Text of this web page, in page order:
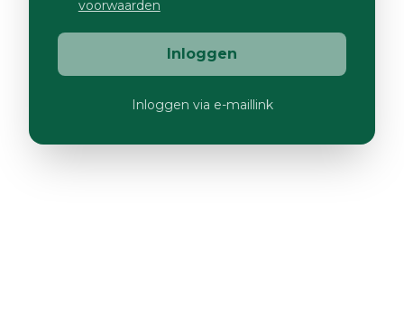
voorwaarden
Inloggen
Inloggen via e-maillink